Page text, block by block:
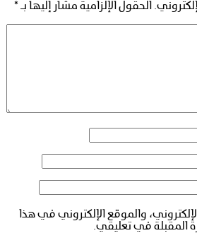
الحقول الإلزامية مشار إليها بـ *
والموقع الإلكتروني في هذا
المقبلة في تعليقي.